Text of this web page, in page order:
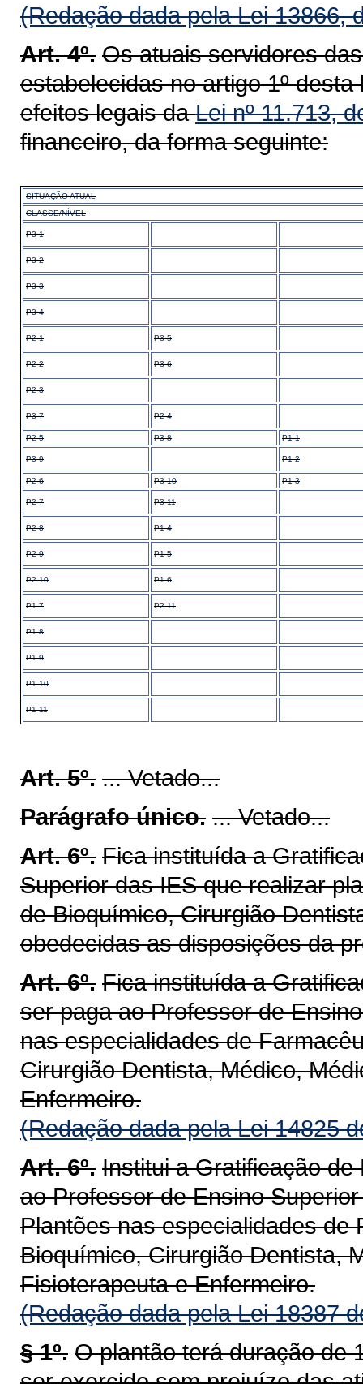
(Redação dada pela Lei 13866,
Art. 4º. Os atuais servidores
estabelecidas no artigo 1º
efeitos legais daLei nº 11.713,
financeiro, da forma seguinte:
SITUAÇÃO ATUAL
CLASSE/NÍVEL
P3-1
P3-2
P3-3
P3-4
P2-1 P3-5
P2-2 P3-6
P2-3
P3-7 P2-4
P2-5 P3-8 P1-1
P3-9 P1-2
P2-6 P3-10 P1-3
P2-7 P3-11
P2-8 P1-4
P2-9 P1-5
P2-10 P1-6
P1-7 P2-11
P1-8
P1-9
P1-10
P1-11
Art. 5º. ... Vetado...
Parágrafo único. ... Vetado...
Art. 6º. Fica instituída a
Superior das IES que realizar
de Bioquímico, Cirurgião
obedecidas as disposições da
Art. 6º. Fica instituída a
ser paga ao Professor de
nas especialidades de
Cirurgião Dentista, Médico,
Enfermeiro.
(Redação dada pela Lei 14825
Art. 6º. Institui a Gratificação
ao Professor de Ensino
Plantões nas especialidades de
Bioquímico, Cirurgião Dentista,
Fisioterapeuta e Enfermeiro.
(Redação dada pela Lei 18387
§ 1º. O plantão terá duração de